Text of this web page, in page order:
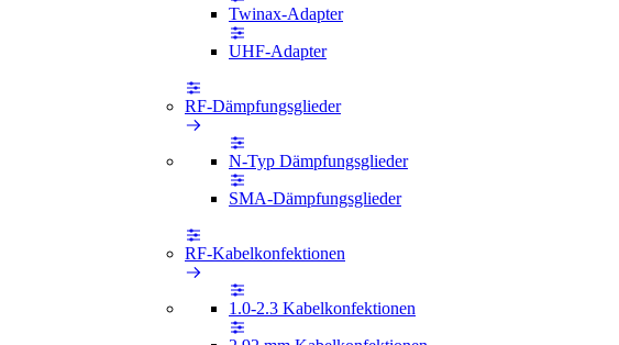
Twinax-Adapter
UHF-Adapter
RF-Dämpfungsglieder
N-Typ Dämpfungsglieder
SMA-Dämpfungsglieder
RF-Kabelkonfektionen
1.0-2.3 Kabelkonfektionen